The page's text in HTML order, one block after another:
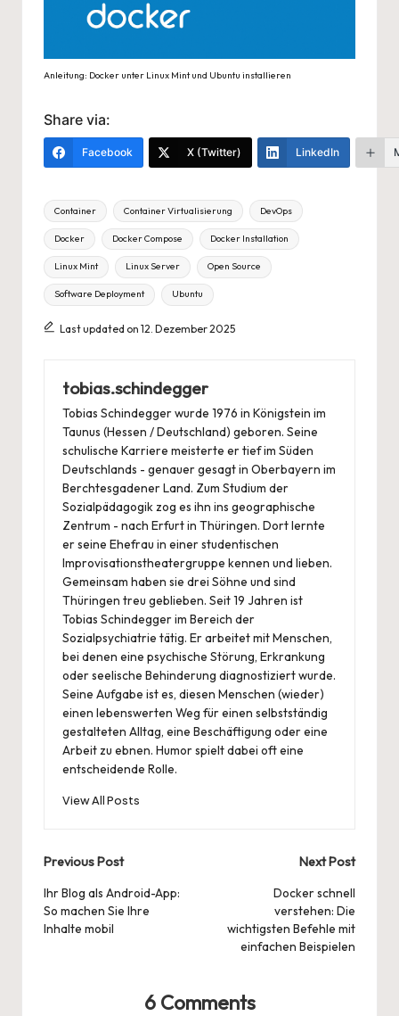
Anleitung: Docker unter Linux Mint und Ubuntu installieren
Share via:
Facebook X (Twitter) LinkedIn
Tags:
Container Container Virtualisierung DevOps
Docker Docker Compose Docker Installation
Linux Mint Linux Server Open Source
Software Deployment Ubuntu
Last updated on 12. Dezember 2025
tobias.schindegger
Tobias Schindegger wurde 1976 in Königstein im
Taunus (Hessen / Deutschland) geboren. Seine
schulische Karriere meisterte er tief im Süden
Deutschlands - genauer gesagt in Oberbayern im
Berchtesgadener Land. Zum Studium der
Sozialpädagogik zog es ihn ins geographische
Zentrum - nach Erfurt in Thüringen. Dort lernte
er seine Ehefrau in einer studentischen
Improvisationstheatergruppe kennen und lieben.
Gemeinsam haben sie drei Söhne und sind
Thüringen treu geblieben. Seit 19 Jahren ist
Tobias Schindegger im Bereich der
Sozialpsychiatrie tätig. Er arbeitet mit Menschen,
bei denen eine psychische Störung, Erkrankung
oder seelische Behinderung diagnostiziert wurde.
Seine Aufgabe ist es, diesen Menschen (wieder)
einen lebenswerten Weg für einen selbstständig
gestalteten Alltag, eine Beschäftigung oder eine
Arbeit zu ebnen. Humor spielt dabei oft eine
entscheidende Rolle.
View All Posts
Post
navigation
Previous Post
Ihr Blog als Android-App:
So machen Sie Ihre
Inhalte mobil
Next Post
Docker schnell
verstehen: Die
wichtigsten Befehle mit
einfachen Beispielen
6 Comments